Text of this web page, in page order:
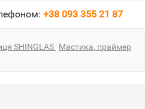
+38 093 355 21 87
SHINGLAS Мастика, праймер